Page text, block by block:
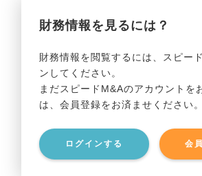
財務情報を見るには？
財務情報を閲覧するには、スピー
ンしてください。
まだスピードM&Aのアカウントを
は、会員登録をお済ませください。
ログインする 会
貸借対照表（B/S）
総資産 ********************
有利子負債 ********************